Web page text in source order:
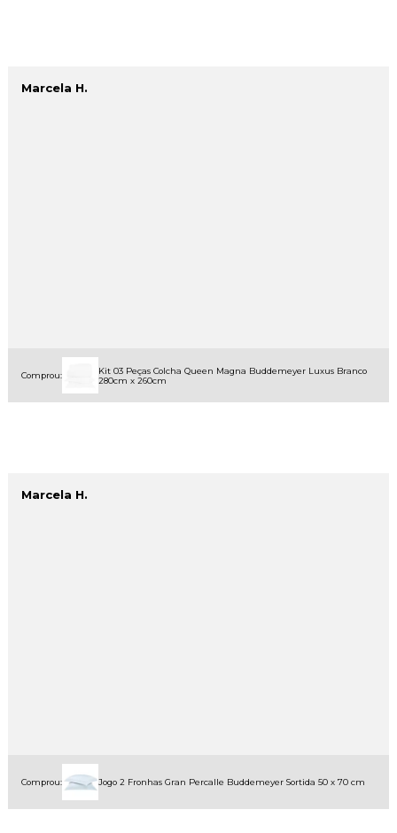
Marcela H.
Comprou:
Kit 03 Peças Colcha Queen Magna Buddemeyer Luxus Branco
280cm x 260cm
Marcela H.
Comprou: Jogo 2 Fronhas Gran Percalle Buddemeyer Sortida 50 x 70 cm